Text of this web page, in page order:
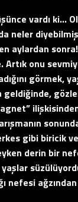
vardı ki…
neler
aylardan
onu
görmek,
gibi biricik
derin bir
nefesi